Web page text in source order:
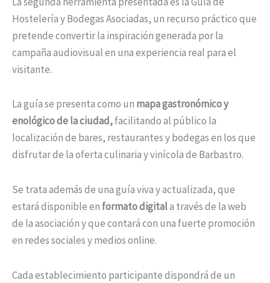
Hostelería y Bodegas Asociadas, un recurso práctico que
pretende convertir la inspiración generada por la
campaña audiovisual en una experiencia real para el
visitante.
La guía se presenta como un mapa gastronómico y
enológico de la ciudad,facilitando al público la
localización de bares, restaurantes y bodegas en los que
disfrutar de la oferta culinaria y vinícola de Barbastro.
Se trata además de una guía viva y actualizada, que
estará disponible en formato digitala través de la web
de la asociación y que contará con una fuerte promoción
en redes sociales y medios online.
Cada establecimiento participante dispondrá de un